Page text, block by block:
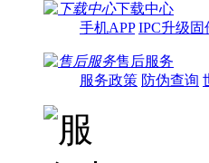
下载中心
手机APP IPC升级固
售后服务
服务政策 防伪查询